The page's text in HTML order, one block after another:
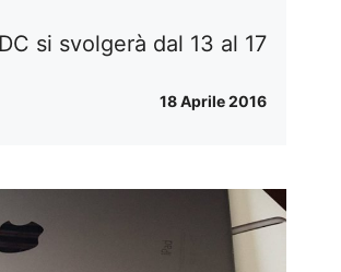
si svolgerà dal 13 al 17
18 Aprile 2016